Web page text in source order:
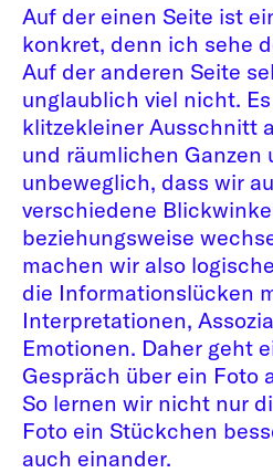
Auf der einen Seite ist
konkret, denn ich sehe
Auf der anderen Seite
unglaublich viel nicht.
klitzekleiner Ausschnitt
und räumlichen Ganzen
unbeweglich, dass wir
verschiedene
beziehungsweise
machen wir also
die Informationslücken
Interpretationen,
Emotionen. Daher geht
Gespräch über ein Foto
So lernen wir nicht nur
Foto ein Stückchen
auch einander.